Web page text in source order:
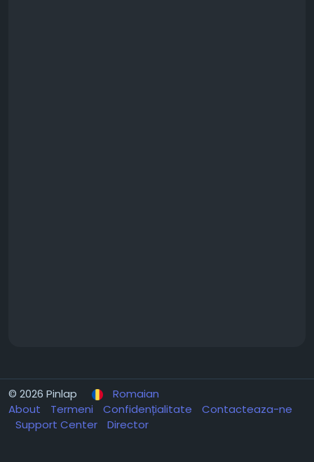
© 2026 Pinlap
Romaian
About
Termeni Confidențialitate
Contacteaza-ne
Support Center
Director